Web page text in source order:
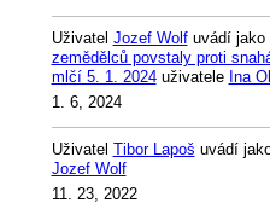
Uživatel Jozef Wolfuvádí jako
zemědělců povstaly proti
mlčí 5. 1. 2024uživatele Ina
1. 6, 2024
Uživatel Tibor Lapoš uvádí
Jozef Wolf
11. 23, 2022